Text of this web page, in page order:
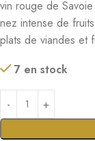
vin rouge de
nez intense de
plats de viandes et
7 en stock